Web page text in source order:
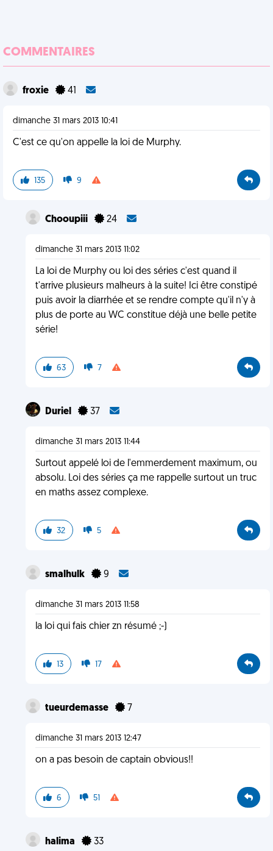
COMMENTAIRES
froxie 41
dimanche 31 mars 2013 10:41
C'est ce qu'on appelle la loi de Murphy.
135 9
Chooupiii 24
dimanche 31 mars 2013 11:02
La loi de Murphy ou loi des séries c'est quand il
t'arrive plusieurs malheurs à la suite! Ici être constipé
puis avoir la diarrhée et se rendre compte qu'il n'y à
plus de porte au WC constitue déjà une belle petite
série!
63 7
Duriel 37
dimanche 31 mars 2013 11:44
Surtout appelé loi de l'emmerdement maximum, ou
absolu. Loi des séries ça me rappelle surtout un truc
en maths assez complexe.
32 5
smalhulk 9
dimanche 31 mars 2013 11:58
la loi qui fais chier zn résumé ;-)
13 17
tueurdemasse 7
dimanche 31 mars 2013 12:47
on a pas besoin de captain obvious!!
6 51
halima 33